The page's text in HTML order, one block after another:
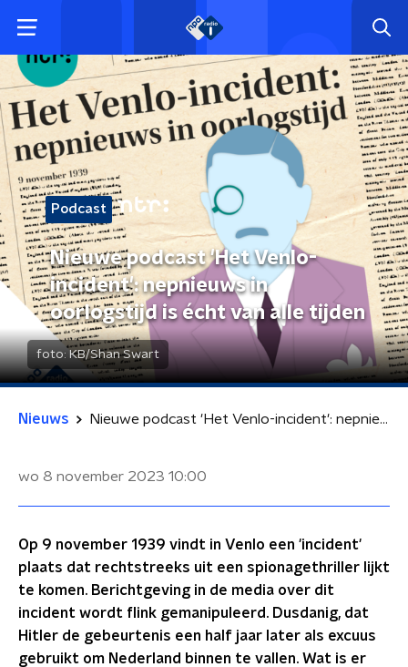
Podcast
Nieuwe podcast 'Het Venlo-
incident': nepnieuws in
oorlogstijd is écht van alle tijden
foto: KB/Shan Swart
Nieuws Nieuwe podcast 'Het Venlo-incident': nepnieuws in oorlogstijd is écht van alle tijden
wo 8 november 2023 10:00
Op 9 november 1939 vindt in Venlo een 'incident'
plaats dat rechtstreeks uit een spionagethriller lijkt
te komen. Berichtgeving in de media over dit
incident wordt flink gemanipuleerd. Dusdanig, dat
Hitler de gebeurtenis een half jaar later als excuus
gebruikt om Nederland binnen te vallen. Wat is er